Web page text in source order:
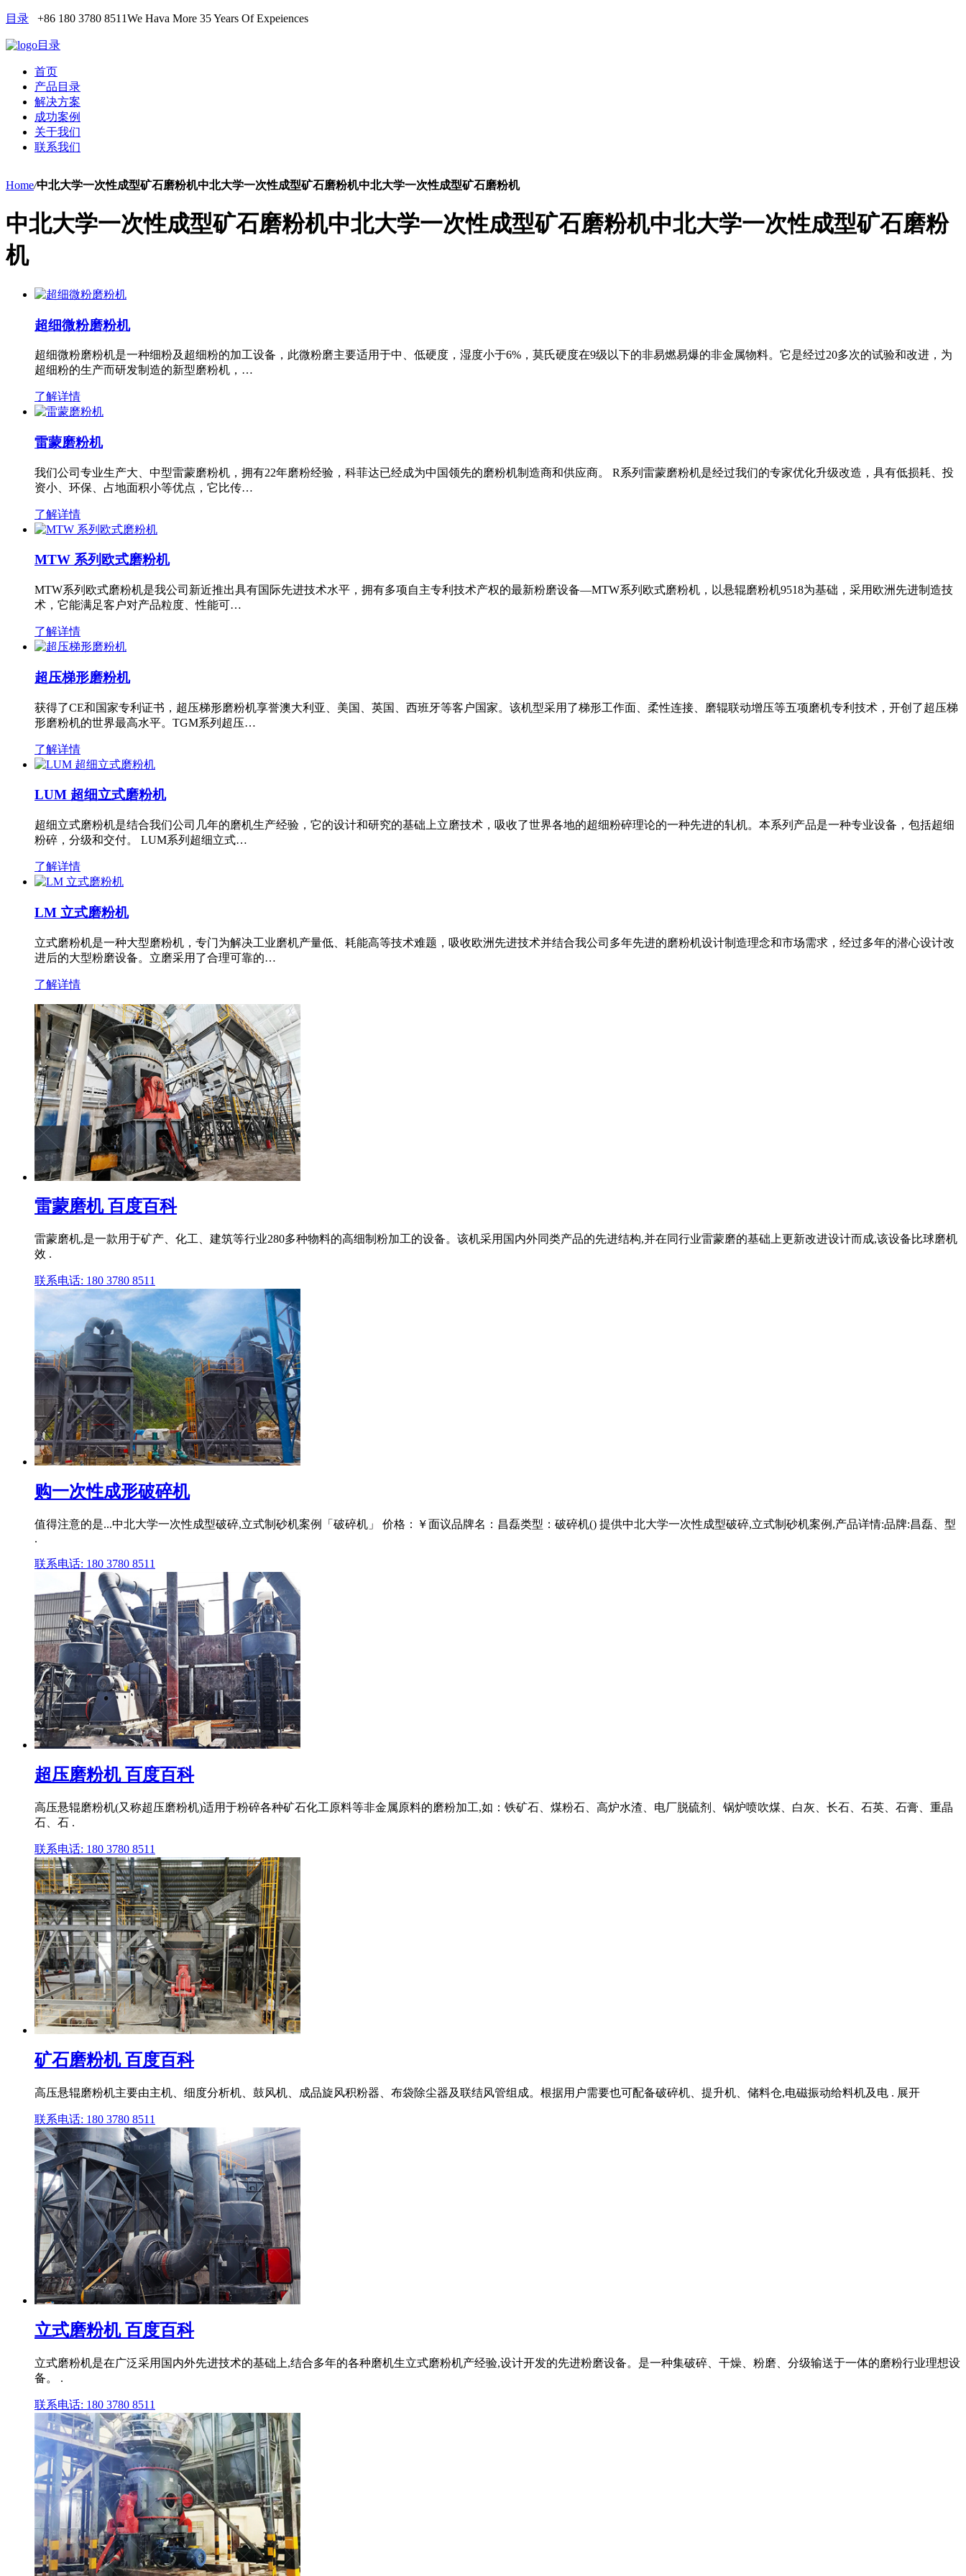
目录 +86 180 3780 8511We Hava More 35 Years Of Expeiences
目录
首页
产品目录
解决方案
成功案例
关于我们
联系我们
Home/中北大学一次性成型矿石磨粉机中北大学一次性成型矿石磨粉机中北大学一次性成型矿石磨粉机
中北大学一次性成型矿石磨粉机中北大学一次性成型矿石磨粉机中北大学一次性成型矿石磨粉
机
超细微粉磨粉机
超细微粉磨粉机是一种细粉及超细粉的加工设备，此微粉磨主要适用于中、低硬度，湿度小于6%，莫氏硬度在9级以下的非易燃易爆的非金属物料。它是经过20多次的试验和改进，为
超细粉的生产而研发制造的新型磨粉机，…
了解详情
雷蒙磨粉机
我们公司专业生产大、中型雷蒙磨粉机，拥有22年磨粉经验，科菲达已经成为中国领先的磨粉机制造商和供应商。 R系列雷蒙磨粉机是经过我们的专家优化升级改造，具有低损耗、投
资小、环保、占地面积小等优点，它比传…
了解详情
MTW 系列欧式磨粉机
MTW系列欧式磨粉机是我公司新近推出具有国际先进技术水平，拥有多项自主专利技术产权的最新粉磨设备—MTW系列欧式磨粉机，以悬辊磨粉机9518为基础，采用欧洲先进制造技
术，它能满足客户对产品粒度、性能可…
了解详情
超压梯形磨粉机
获得了CE和国家专利证书，超压梯形磨粉机享誉澳大利亚、美国、英国、西班牙等客户国家。该机型采用了梯形工作面、柔性连接、磨辊联动增压等五项磨机专利技术，开创了超压梯
形磨粉机的世界最高水平。TGM系列超压…
了解详情
LUM 超细立式磨粉机
超细立式磨粉机是结合我们公司几年的磨机生产经验，它的设计和研究的基础上立磨技术，吸收了世界各地的超细粉碎理论的一种先进的轧机。本系列产品是一种专业设备，包括超细
粉碎，分级和交付。 LUM系列超细立式…
了解详情
LM 立式磨粉机
立式磨粉机是一种大型磨粉机，专门为解决工业磨机产量低、耗能高等技术难题，吸收欧洲先进技术并结合我公司多年先进的磨粉机设计制造理念和市场需求，经过多年的潜心设计改
进后的大型粉磨设备。立磨采用了合理可靠的…
了解详情
雷蒙磨机 百度百科
雷蒙磨机,是一款用于矿产、化工、建筑等行业280多种物料的高细制粉加工的设备。该机采用国内外同类产品的先进结构,并在同行业雷蒙磨的基础上更新改进设计而成,该设备比球磨机
效 .
联系电话: 180 3780 8511
购一次性成形破碎机
值得注意的是...中北大学一次性成型破碎,立式制砂机案例「破碎机」 价格：￥面议品牌名：昌磊类型：破碎机() 提供中北大学一次性成型破碎,立式制砂机案例,产品详情:品牌:昌磊、型
.
联系电话: 180 3780 8511
超压磨粉机 百度百科
高压悬辊磨粉机(又称超压磨粉机)适用于粉碎各种矿石化工原料等非金属原料的磨粉加工,如：铁矿石、煤粉石、高炉水渣、电厂脱硫剂、锅炉喷吹煤、白灰、长石、石英、石膏、重晶
石、石 .
联系电话: 180 3780 8511
矿石磨粉机 百度百科
高压悬辊磨粉机主要由主机、细度分析机、鼓风机、成品旋风积粉器、布袋除尘器及联结风管组成。根据用户需要也可配备破碎机、提升机、储料仓,电磁振动给料机及电 . 展开
联系电话: 180 3780 8511
立式磨粉机 百度百科
立式磨粉机是在广泛采用国内外先进技术的基础上,结合多年的各种磨机生立式磨粉机产经验,设计开发的先进粉磨设备。是一种集破碎、干燥、粉磨、分级输送于一体的磨粉行业理想设
备。 .
联系电话: 180 3780 8511